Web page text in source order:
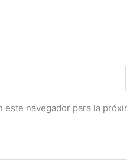
navegador para la